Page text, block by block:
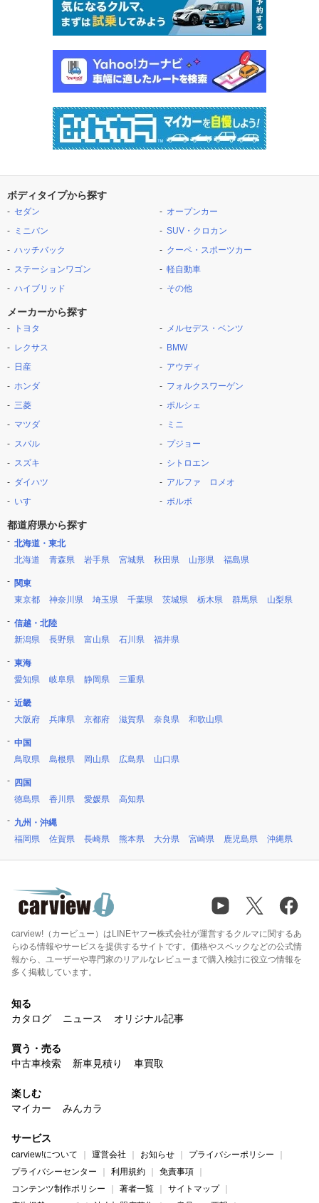
ボディタイプから探す
セダン
ミニバン
ハッチバック
ステーションワゴン
ハイブリッド
オープンカー
SUV・クロカン
クーペ・スポーツカー
軽自動車
その他
メーカーから探す
トヨタ
レクサス
日産
ホンダ
三菱
マツダ
スバル
スズキ
ダイハツ
いすゞ
メルセデス・ベンツ
BMW
アウディ
フォルクスワーゲン
ポルシェ
ミニ
プジョー
シトロエン
アルファ ロメオ
ボルボ
都道府県から探す
北海道・東北
北海道
青森県 岩手県 宮城県 秋田県 山形県 福島県
関東
東京都
神奈川県 埼玉県 千葉県 茨城県 栃木県 群馬県 山梨県
信越・北陸
新潟県
長野県 富山県 石川県 福井県
東海
愛知県
岐阜県 静岡県 三重県
近畿
大阪府
兵庫県 京都府 滋賀県 奈良県 和歌山県
中国
鳥取県
島根県 岡山県 広島県 山口県
四国
徳島県
香川県 愛媛県 高知県
九州・沖縄
福岡県
佐賀県 長崎県 熊本県 大分県 宮崎県 鹿児島県 沖縄県
carview!（カービュー）はLINEヤフー株式会社が運営するクルマに関するあ
らゆる情報やサービスを提供するサイトです。価格やスペックなどの公式情
報から、ユーザーや専門家のリアルなレビューまで購入検討に役立つ情報を
多く掲載しています。
知る
カタログ
ニュース オリジナル記事
買う・売る
中古車検索
新車見積り 車買取
楽しむ
マイカー
みんカラ
サービス
carview!について 運営会社 お知らせ
プライバシーポリシー
プライバシーセンター
利用規約
免責事項
コンテンツ制作ポリシー
著者一覧
サイトマップ